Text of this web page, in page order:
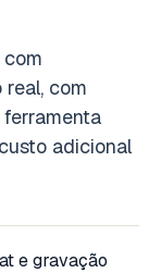
com
adicional
e gravação